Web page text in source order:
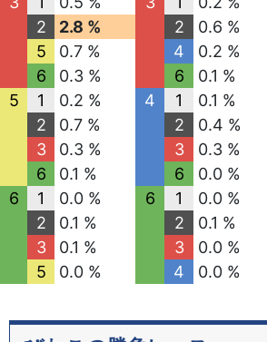
2
2.8 %
5
0.7 %
6
0.3 %
5
1
0.2 %
2
0.7 %
3
0.3 %
6
0.1 %
6
1
0.0 %
2
0.1 %
3
0.1 %
5
0.0 %
2
0.6 %
4
0.2 %
6
0.1 %
4
1
0.1 %
2
0.4 %
3
0.3 %
6
0.0 %
6
1
0.0 %
2
0.1 %
3
0.0 %
4
0.0 %